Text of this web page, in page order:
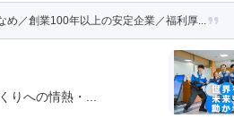
め／創業100年以上の安定企業／福利厚...
りへの情熱・...